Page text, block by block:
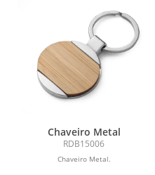
Chaveiro Metal
RDB15006
Chaveiro Metal.